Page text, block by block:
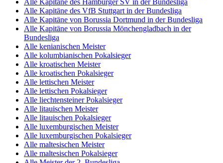
Alle Kapitäne des VfB Stuttgart in der Bundesliga
Alle Kapitäne von Borussia Dortmund in der Bundesliga
Alle Kapitäne von Borussia Mönchengladbach in der
Bundesliga
Alle kenianischen Meister
Alle kolumbianischen Pokalsieger
Alle kroatischen Meister
Alle kroatischen Pokalsieger
Alle lettischen Meister
Alle lettischen Pokalsieger
Alle liechtensteiner Pokalsieger
Alle litauischen Meister
Alle litauischen Pokalsieger
Alle luxemburgischen Meister
Alle luxemburgischen Pokalsieger
Alle maltesischen Meister
Alle maltesischen Pokalsieger